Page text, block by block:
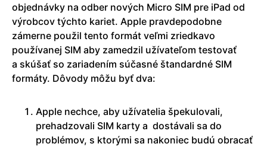
objednávky na odber nových Micro SIM pre iPad od
výrobcov týchto kariet. Apple pravdepodobne
zámerne použil tento formát veľmi zriedkavo
používanej SIM aby zamedzil užívateľom testovať
a skúšať so zariadením súčasné štandardné SIM
formáty. Dôvody môžu byť dva:
Apple nechce, aby užívatelia špekulovali,
prehadzovali SIM karty a dostávali sa do
problémov, s ktorými sa nakoniec budú obracať